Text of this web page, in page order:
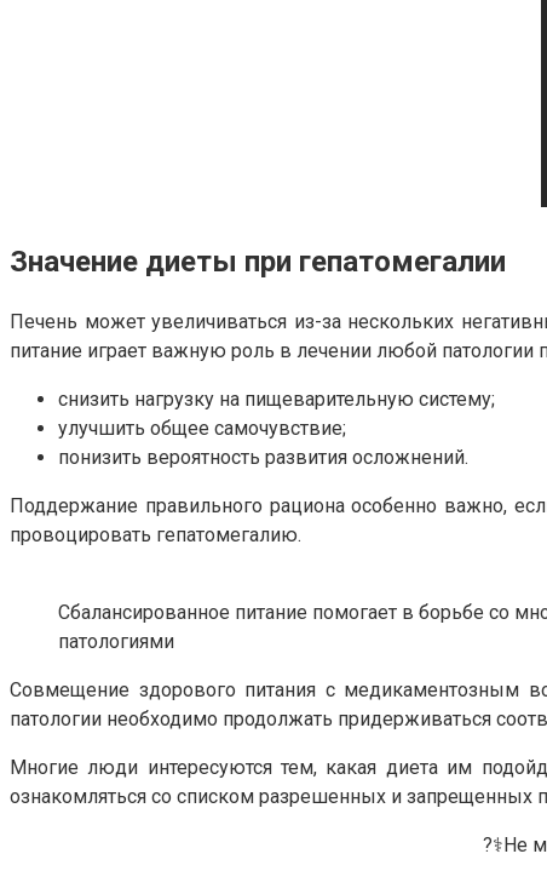
Значение диеты при гепатомегалии
Печень может увеличиваться из-за нескольких
питание играет важную роль в лечении любой
снизить нагрузку на пищеварительную систему;
улучшить общее самочувствие;
понизить вероятность развития осложнений.
Поддержание правильного рациона особенно важно,
провоцировать гепатомегалию.
Сбалансированное питание помогает в борьбе со
патологиями
Совмещение здорового питания с медикаментозным
патологии необходимо продолжать придерживаться
Многие люди интересуются тем, какая диета им
ознакомляться со списком разрешенных и
?‍⚕️Не